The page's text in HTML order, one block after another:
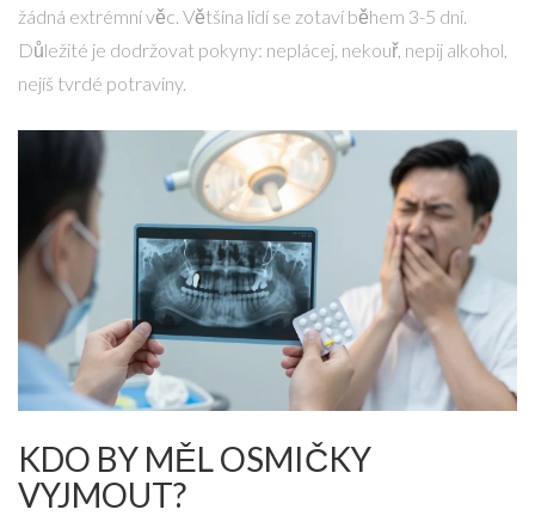
žádná extrémní věc. Většina lidí se zotaví během 3-5 dní.
Důležité je dodržovat pokyny: neplácej, nekouř, nepij alkohol,
nejíš tvrdé potraviny.
KDO BY MĚL OSMIČKY
VYJMOUT?